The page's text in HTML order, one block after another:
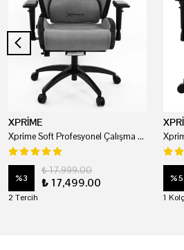
XPRİME
Xprime Soft Profesyonel Çalışma Ve Oyuncu Koltuğu
%3
₺ 17,999.00
₺ 17,499.00
2 Tercih
%5
1